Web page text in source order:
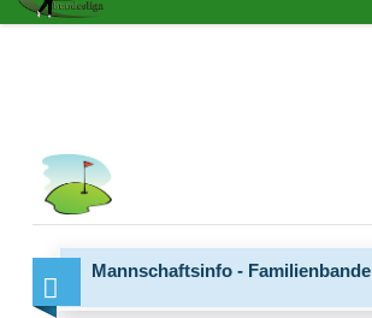
Mannschaftsinfo - Familienbande